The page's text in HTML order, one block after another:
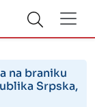
na braniku
Srpska,